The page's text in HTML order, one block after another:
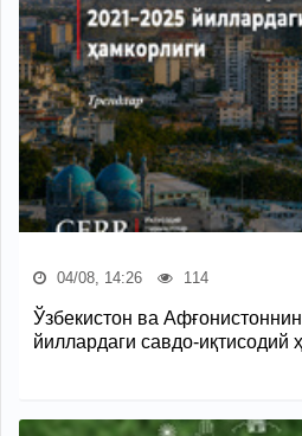
04/08, 14:26 114
Ўзбекистон ва
йиллардаги савдо-иқтисодий